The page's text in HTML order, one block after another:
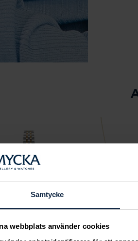
Samtycke
webbplats använder cookies
Mockberg